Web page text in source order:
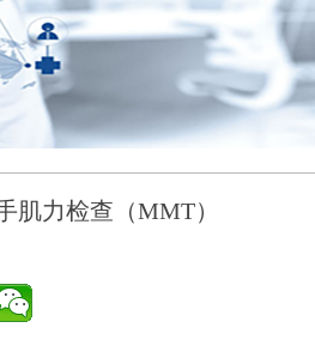
肌力检查（MMT）